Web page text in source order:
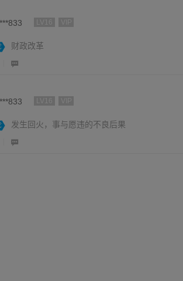
财政改革
发生回火，事与愿违的不良后果